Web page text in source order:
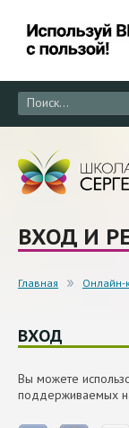
ВХОД И
Главная Онлайн-
ВХОД
Вы можете
поддерживаемых